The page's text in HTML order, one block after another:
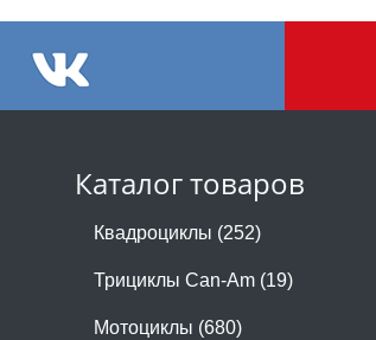
Каталог товаров
Квадроциклы (252)
Трициклы Can-Am (19)
Мотоциклы (680)